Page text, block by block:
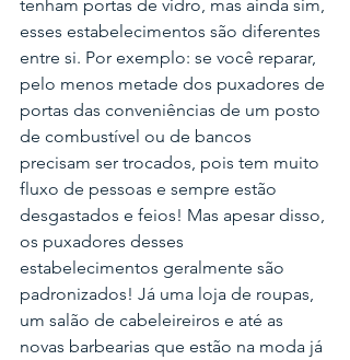
tenham portas de vidro, mas ainda sim,
esses estabelecimentos são diferentes
entre si. Por exemplo: se você reparar,
pelo menos metade dos puxadores de
portas das conveniências de um posto
de combustível ou de bancos
precisam ser trocados, pois tem muito
fluxo de pessoas e sempre estão
desgastados e feios! Mas apesar disso,
os puxadores desses
estabelecimentos geralmente são
padronizados! Já uma loja de roupas,
um salão de cabeleireiros e até as
novas barbearias que estão na moda já